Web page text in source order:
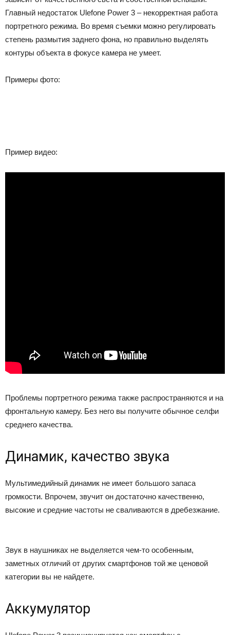
Главный недостаток Ulefone Power 3 – некорректная работа
портретного режима. Во время съемки можно регулировать
степень размытия заднего фона, но правильно выделять
контуры объекта в фокусе камера не умеет.
Примеры фото:
Пример видео:
Проблемы портретного режима также распространяются и на
фронтальную камеру. Без него вы получите обычное селфи
среднего качества.
Динамик, качество звука
Мультимедийный динамик не имеет большого запаса
громкости. Впрочем, звучит он достаточно качественно,
высокие и средние частоты не сваливаются в дребезжание.
Звук в наушниках не выделяется чем-то особенным,
заметных отличий от других смартфонов той же ценовой
категории вы не найдете.
Аккумулятор